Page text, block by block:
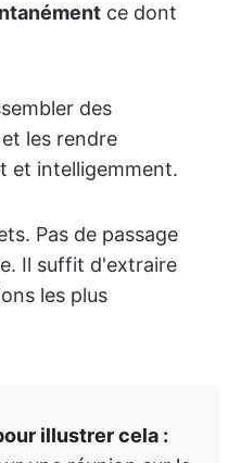
ce dont
des
les rendre
et intelligemment.
Pas de passage
Il suffit d'extraire
les plus
illustrer cela :